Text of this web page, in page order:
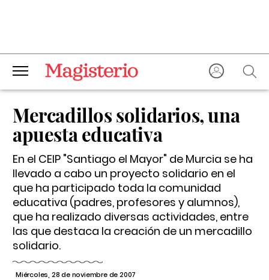
Mercadillos solidarios, una
apuesta educativa
En el CEIP "Santiago el Mayor" de Murcia se ha
llevado a cabo un proyecto solidario en el
que ha participado toda la comunidad
educativa (padres, profesores y alumnos),
que ha realizado diversas actividades, entre
las que destaca la creación de un mercadillo
solidario.
Miércoles, 28 de noviembre de 2007